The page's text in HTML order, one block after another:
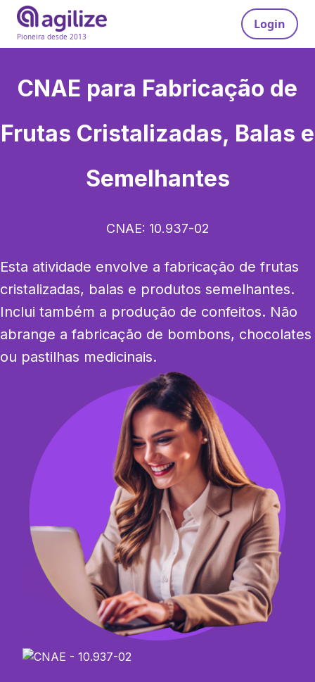
Pioneira desde 2013
Login
CNAE para Fabricação de
Frutas Cristalizadas, Balas e
Semelhantes
CNAE: 10.937-02
Esta atividade envolve a fabricação de frutas
cristalizadas, balas e produtos semelhantes.
Inclui também a produção de confeitos. Não
abrange a fabricação de bombons, chocolates
ou pastilhas medicinais.